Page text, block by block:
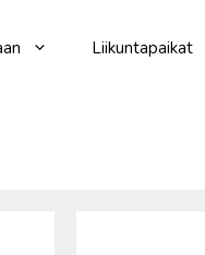
Liikuntapaikat